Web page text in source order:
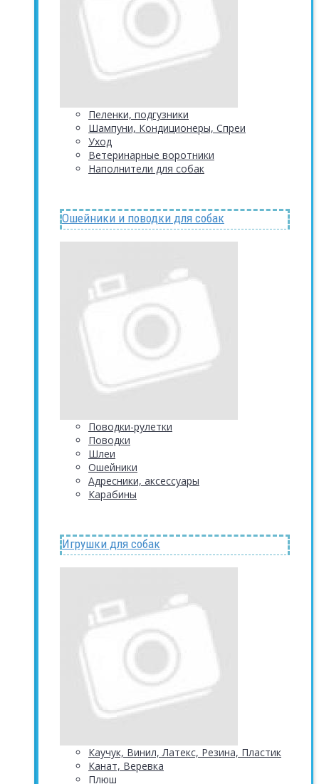
Пеленки, подгузники
Шампуни, Кондиционеры, Спреи
Уход
Ветеринарные воротники
Наполнители для собак
Ошейники и поводки для собак
Поводки-рулетки
Поводки
Шлеи
Ошейники
Адресники, аксессуары
Карабины
Игрушки для собак
Каучук, Винил, Латекс, Резина, Пластик
Канат, Веревка
Плюш